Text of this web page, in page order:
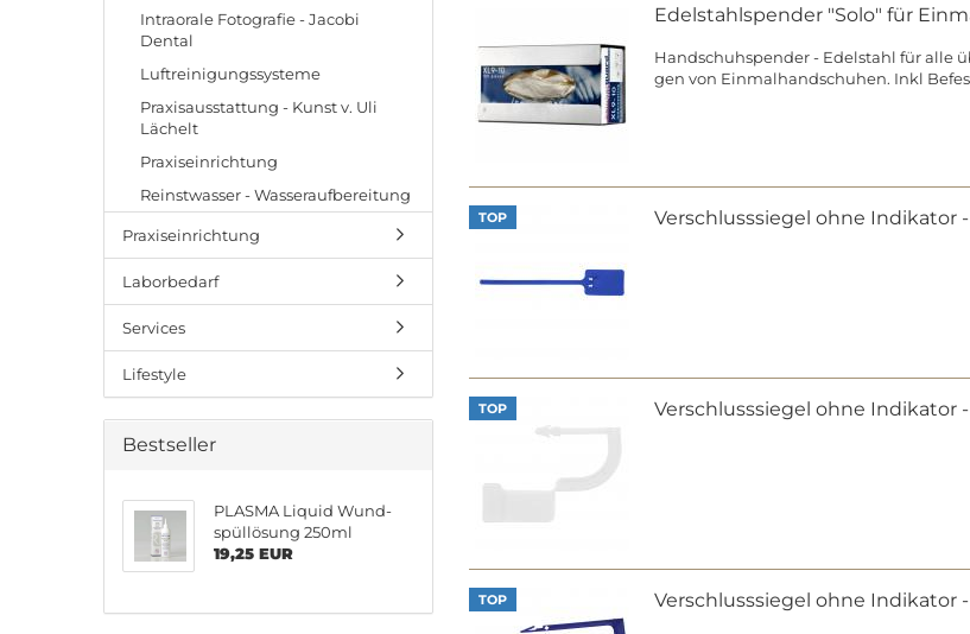
Edel­stahl­spen­der "Solo" für
Hand­schuh­spen­der - Edel­stahl für alle
gen von Ein­mal­hand­schu­hen. Inkl
TOP Ver­schluss­sie­gel ohne In­di­ka­tor
TOP Ver­schluss­sie­gel ohne In­di­ka­tor
TOP Ver­schluss­sie­gel ohne In­di­ka­tor
Intraorale Fotografie - Jacobi
Dental
Luftreinigungssysteme
Praxisausstattung - Kunst v. Uli
Lächelt
Praxiseinrichtung
Reinstwasser - Wasseraufbereitung
Praxiseinrichtung
Laborbedarf
Services
Lifestyle
Bestseller
PLAS­MA Li­quid Wund­
spül­lö­sung 250ml
19,25 EUR